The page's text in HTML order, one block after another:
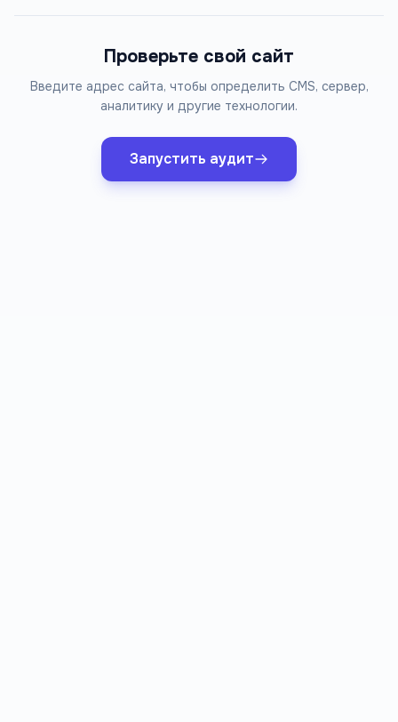
Проверьте свой сайт
Введите адрес сайта, чтобы определить CMS, сервер,
аналитику и другие технологии.
Запустить аудит